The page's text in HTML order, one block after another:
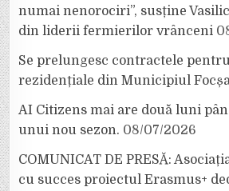
numai nenorociri”, susține
din liderii fermierilor vrânceni
Se prelungesc contractele
rezidențiale din Municipiul
AI Citizens mai are două luni
unui nou sezon. 08/07/2026
COMUNICAT DE PRESĂ:
cu succes proiectul Erasmus+